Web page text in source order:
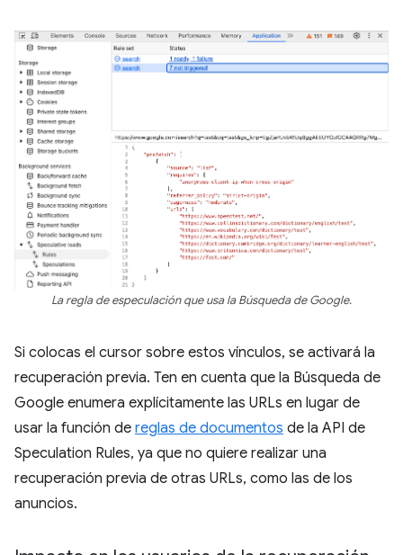
La regla de especulación que usa la Búsqueda de Google.
Si colocas el cursor sobre estos vínculos, se activará la
recuperación previa. Ten en cuenta que la Búsqueda de
Google enumera explícitamente las URLs en lugar de
usar la función de reglas de documentos de la API de
Speculation Rules, ya que no quiere realizar una
recuperación previa de otras URLs, como las de los
anuncios.